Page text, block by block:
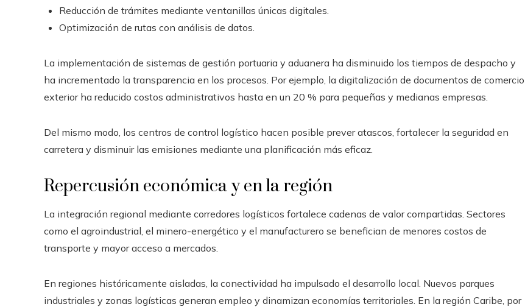
Reducción de trámites mediante ventanillas únicas digitales.
Optimización de rutas con análisis de datos.
La implementación de sistemas de gestión portuaria y aduanera ha disminuido los tiempos de despacho y
ha incrementado la transparencia en los procesos. Por ejemplo, la digitalización de documentos de comercio
exterior ha reducido costos administrativos hasta en un 20 % para pequeñas y medianas empresas.
Del mismo modo, los centros de control logístico hacen posible prever atascos, fortalecer la seguridad en
carretera y disminuir las emisiones mediante una planificación más eficaz.
Repercusión económica y en la región
La integración regional mediante corredores logísticos fortalece cadenas de valor compartidas. Sectores
como el agroindustrial, el minero-energético y el manufacturero se benefician de menores costos de
transporte y mayor acceso a mercados.
En regiones históricamente aisladas, la conectividad ha impulsado el desarrollo local. Nuevos parques
industriales y zonas logísticas generan empleo y dinamizan economías territoriales. En la región Caribe, por